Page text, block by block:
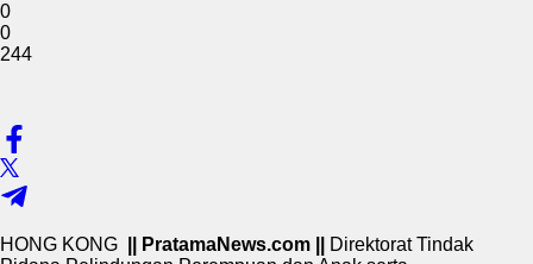
0
0
244
HONG KONG || PratamaNews.com ||
Direktorat Tindak